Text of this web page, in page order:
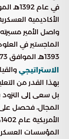
الأكاديمية
واصل الأمير
الماجستير في
1393هـ الموافق 1973م، مما عزز من خبرته في مجال
الاستراتيجي
بهذا القدر من
بل سعى إلى التزود
المجال، فحصل على
المؤسسات